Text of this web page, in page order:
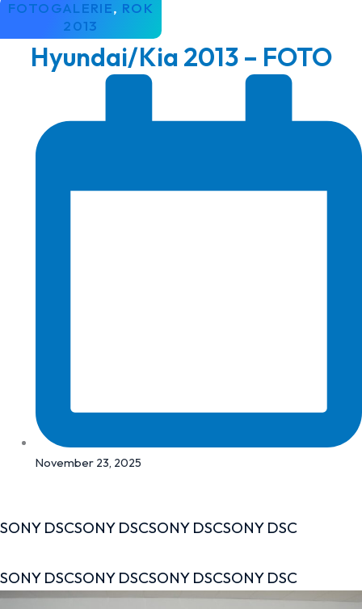
FOTOGALERIE, ROK
2013
Hyundai/Kia 2013 – FOTO
November 23, 2025
SONY DSCSONY DSCSONY DSCSONY DSC
SONY DSCSONY DSCSONY DSCSONY DSC